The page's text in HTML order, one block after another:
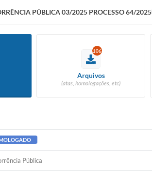
PÚBLICA 03/2025 PROCESSO 64/2025
106
Arquivos
(atas, homologações, etc)
Pública